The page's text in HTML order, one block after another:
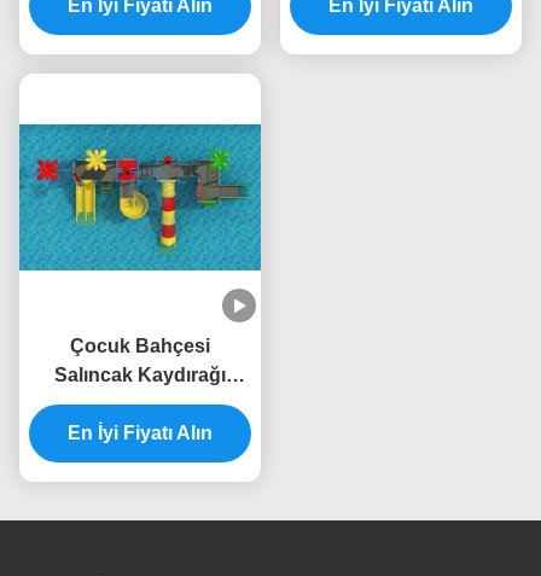
TUV ROHS Sertifikası
En İyi Fiyatı Alın
Kaydırağı RoHS
Onaylandı
En İyi Fiyatı Alın
Çocuk Bahçesi
Salıncak Kaydırağı
Fiberglas Açık Salıncak
Seti Su Kaydırağı
En İyi Fiyatı Alın